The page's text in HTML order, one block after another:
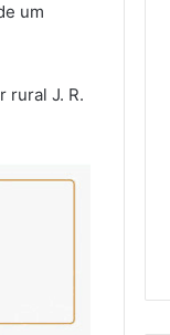
um
rural J. R.